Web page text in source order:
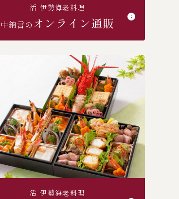
活 伊勢海⽼料理
中納言の オンライン通販
活 伊勢海⽼料理